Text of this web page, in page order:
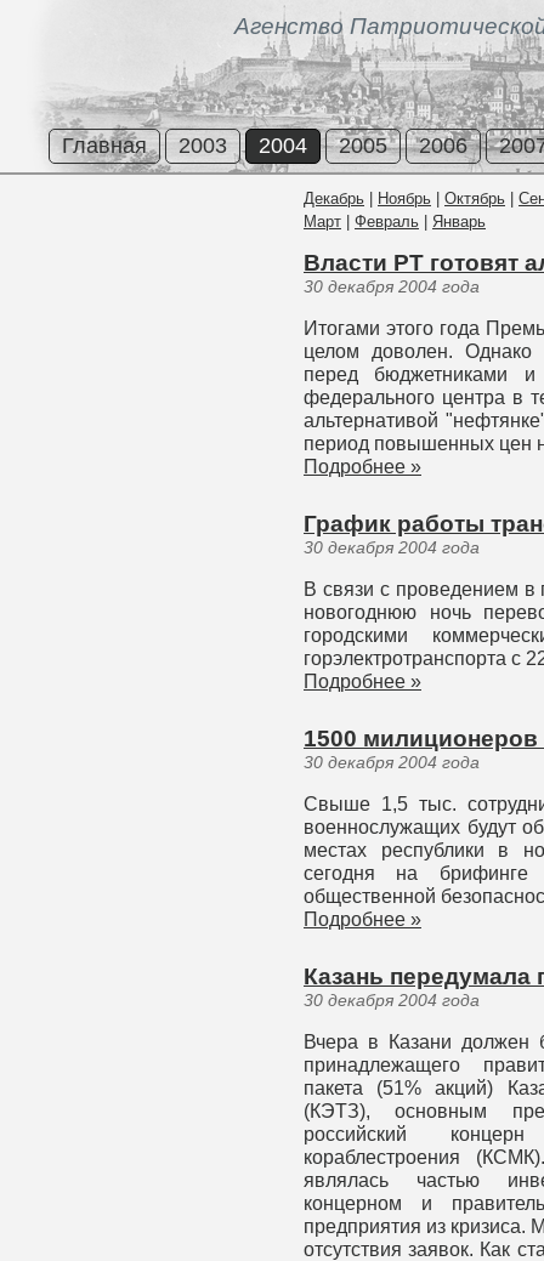
Агенство
Главная 2003 2004 2005 2006
Декабрь Ноябрь Октябрь
Март
Февраль Январь
Власти РТ готовят
30 декабря 2004 года
Итогами этого года
целом доволен. Однако
перед бюджетниками и
федерального центра в
альтернативой
период повышенных цен
Подробнее »
График работы
30 декабря 2004 года
В связи с проведением в
новогоднюю ночь
городскими
горэлектротранспорта с
Подробнее »
1500
30 декабря 2004 года
Свыше 1,5 тыс.
военнослужащих будут
местах республики в
сегодня на брифинге
общественной
Подробнее »
Казань передумала
30 декабря 2004 года
Вчера в Казани должен
принадлежащего
пакета (51% акций)
(КЭТЗ), основным
российский
кораблестроения
являлась частью
концерном и
предприятия из кризиса.
отсутствия заявок. Как